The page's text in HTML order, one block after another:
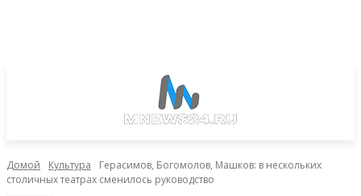
Домой Культура
Герасимов, Богомолов, Машков: в нескольких
столичных театрах сменилось руководство